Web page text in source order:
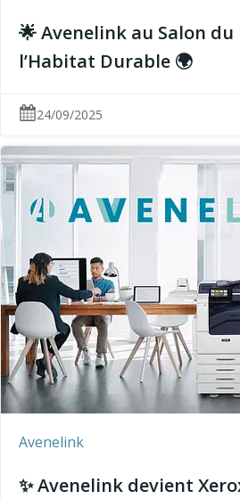
🌟 Avenelink au Salon du
l’Habitat Durable 🌍
24/09/2025
Avenelink
✨ Avenelink devient